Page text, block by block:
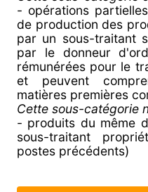
- opérations
de production des
par un sous-traitant
par le donneur
rémunérées pour le
et peuvent
matières premières
Cette sous-catégorie
- produits du même
sous-traitant
postes précédents)